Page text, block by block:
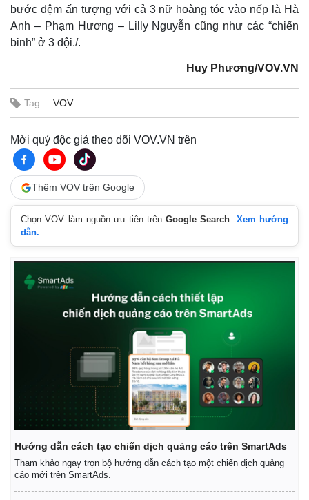
Kinh tế
Bất động sản
Khởi nghiệp
Giá vàng
Tiêu dùng
Chứng khoán
Giá cà phê
bước đệm ấn tượng với cả 3 nữ hoàng tóc vào nếp là Hà
Anh – Phạm Hương – Lilly Nguyễn cũng như các “chiến
binh” ở 3 đội./.
Huy Phương/VOV.VN
Tag: VOV
Mời quý độc giả theo dõi VOV.VN trên
Thêm VOV trên Google
Chọn VOV làm nguồn ưu tiên trênGoogle Search. Xem hướng
dẫn.
Hướng dẫn cách tạo chiến dịch quảng cáo trên SmartAds
Tham khảo ngay trọn bộ hướng dẫn cách tạo một chiến dịch quảng
cáo mới trên SmartAds.